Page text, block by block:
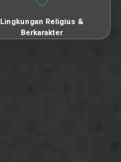
Lingkungan Religius &
Berkarakter